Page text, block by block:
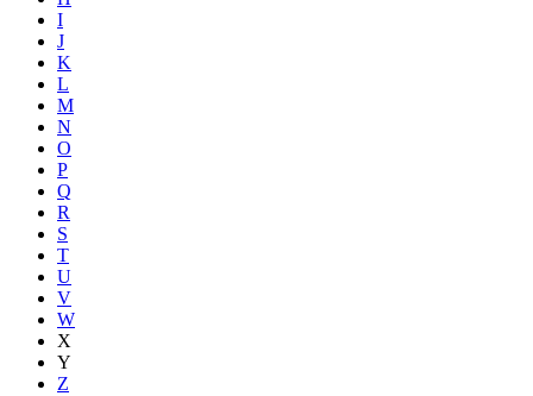
I
J
K
L
M
N
O
P
Q
R
S
T
U
V
W
X
Y
Z